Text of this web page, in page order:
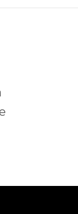
y observa
general.